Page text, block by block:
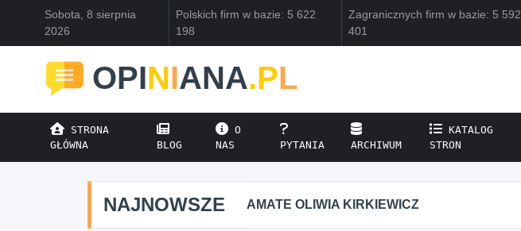
Sobota, 8 sierpnia
2026
Polskich firm w bazie: 5 622
198
Zagranicznych firm w bazie: 5 592
401
OPINIANA.PL
STRONA
GŁÓWNA
BLOG
O
NAS
PYTANIA ARCHIWUM
KATALOG
STRON
NAJNOWSZEAMATE OLIWIA KIRKIEWICZ